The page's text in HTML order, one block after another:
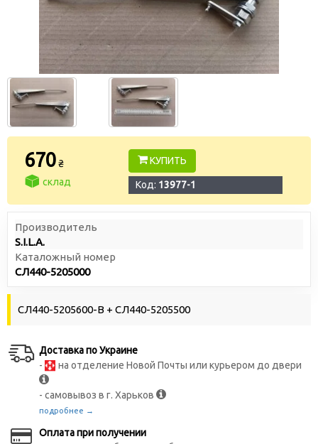
670₴
склад
КУПИТЬ
Код: 13977-1
Производитель
S.I.L.A.
Каталожный номер
СЛ440-5205000
СЛ440-5205600-В + СЛ440-5205500
Доставка по Украине
-
на отделение Новой Почты или курьером до двери
- самовывоз в г. Харьков
подробнее →
Оплата при получении